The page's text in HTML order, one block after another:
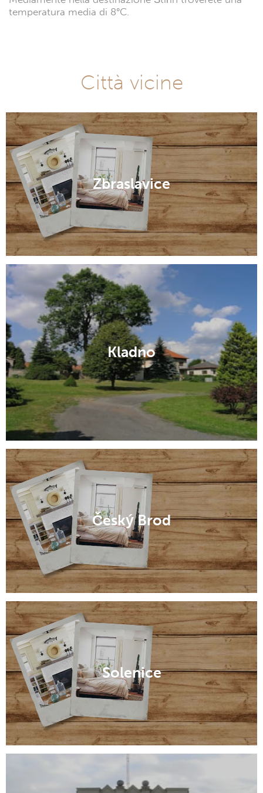
temperatura media di 8°C.
Città vicine
Zbraslavice
Kladno
Český Brod
Solenice